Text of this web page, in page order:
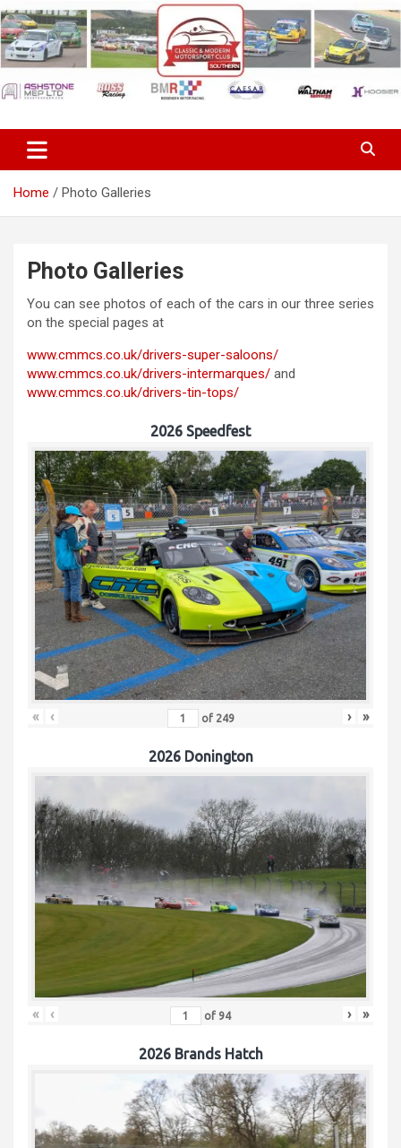
Skip
to
content
Classic & Modern Motorsport
Club Southern
Home Photo Galleries
Photo Galleries
You can see photos of each of the cars in our three series
on the special pages at
www.cmmcs.co.uk/drivers-super-saloons/
www.cmmcs.co.uk/drivers-intermarques/ and
www.cmmcs.co.uk/drivers-tin-tops/
2026 Speedfest
« ‹ of 249 › »
2026 Donington
« ‹ of 94 › »
2026 Brands Hatch